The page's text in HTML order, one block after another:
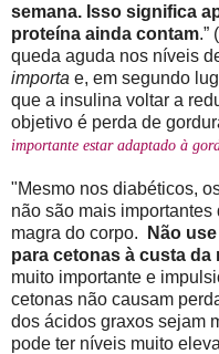
semana. Isso significa
proteína ainda contam.”
queda aguda nos níveis
importa e, em segundo
que a insulina voltar a
objetivo é perda de
importante estar adaptado à
"Mesmo nos diabéticos,
não são mais
magra do corpo.
Não
para cetonas à custa da
muito importante e
cetonas não causam
dos ácidos graxos sejam
pode ter níveis muito